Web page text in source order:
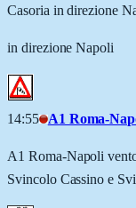
Casoria in direzione
in direzione Napoli
14:55 A1 Roma-
A1 Roma-Napoli
Svincolo Cassino e